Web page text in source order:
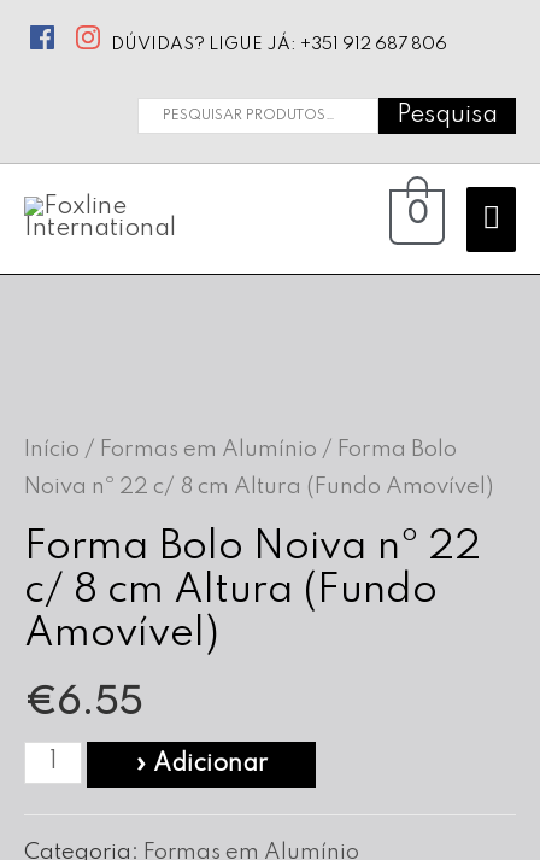
DÚVIDAS? LIGUE JÁ: +351 912 687 806
Pesquisar
Pesquisa
0
Início / Formas em Alumínio / Forma Bolo
Noiva nº 22 c/ 8 cm Altura (Fundo Amovível)
Forma Bolo Noiva nº 22
c/ 8 cm Altura (Fundo
Amovível)
€6.55
Quantidade
Forma
» Adicionar
Categoria: Formas em Alumínio